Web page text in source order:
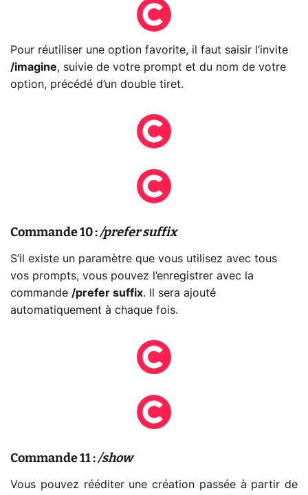
Pour réutiliser une option favorite, il faut saisir l’invite
/imagine, suivie de votre prompt et du nom de votre
option, précédé d’un double tiret.
Commande 10 :/prefer suffix
S’il existe un paramètre que vous utilisez avec tous
vos prompts, vous pouvez l’enregistrer avec la
commande /prefer suffix. Il sera ajouté
automatiquement à chaque fois.
Commande 11 :/show
Vous pouvez rééditer une création passée à partir de